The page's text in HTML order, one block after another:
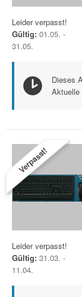
Leider verpasst!
Gültig: 01.05. -
31.05.
Dieses
Aktuelle
Verpasst!
Leider verpasst!
Gültig: 31.03. -
11.04.